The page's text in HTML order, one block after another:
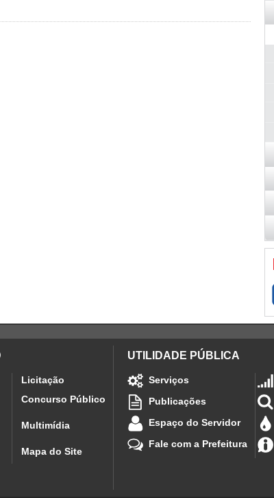
Licitação
Concurso Público
Multimídia
Mapa do Site
UTILIDADE PÚBLICA
Serviços
Publicações
Espaço do Servidor
Fale com a Prefeitura